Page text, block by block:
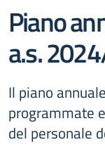
Piano
a.s.
Il piano
programmate
del personale